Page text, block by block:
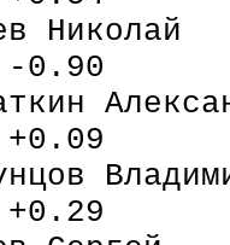
0.90